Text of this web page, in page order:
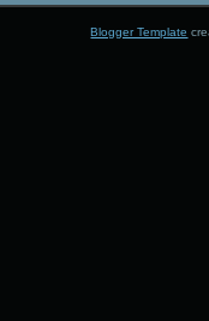
Blogger Template